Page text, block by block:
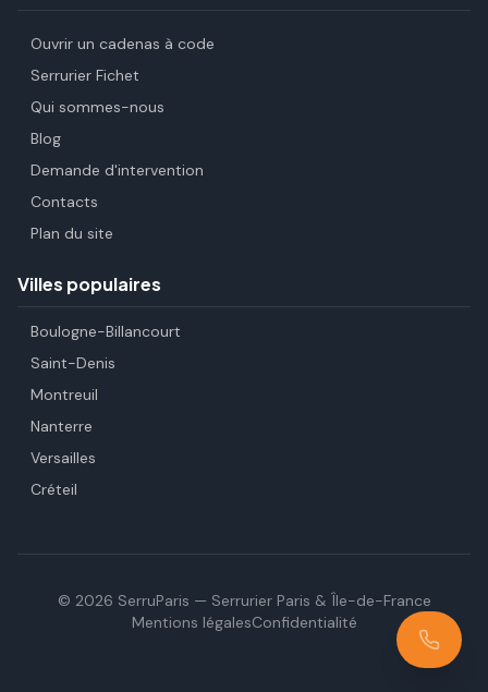
Ouvrir un cadenas à code
Serrurier Fichet
Qui sommes-nous
Blog
Demande d'intervention
Contacts
Plan du site
Villes populaires
Boulogne-Billancourt
Saint-Denis
Montreuil
Nanterre
Versailles
Créteil
© 2026 SerruParis — Serrurier Paris & Île-de-France
Mentions légalesConfidentialité